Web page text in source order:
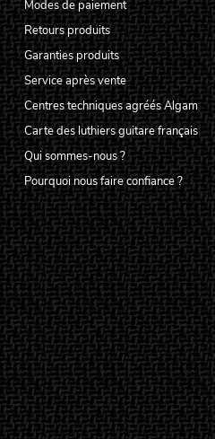
Modes de paiement
Retours produits
Garanties produits
Service après vente
Centres techniques agréés Algam
Carte des luthiers guitare français
Qui sommes-nous ?
Pourquoi nous faire confiance ?